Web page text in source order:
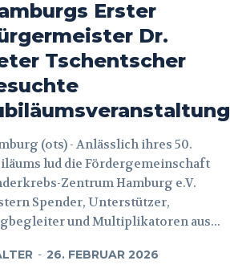
Erster
Dr.
Tschentscher
(ots) - Anlässlich ihres 50.
lud die Fördergemeinschaft
Zentrum Hamburg e.V.
Spender, Unterstützer,
und Multiplikatoren aus...
- 26. FEBRUAR 2026